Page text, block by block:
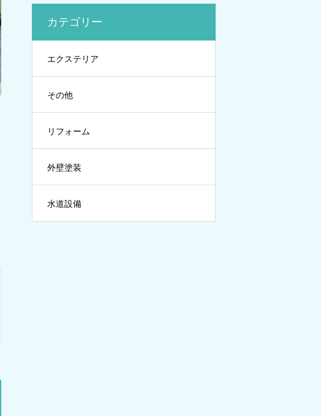
カテゴリー
エクステリア
その他
リフォーム
外壁塗装
水道設備